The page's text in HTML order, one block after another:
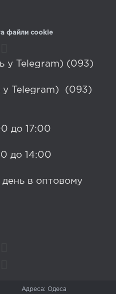
файли cookie
у Telegram) (093)
у Telegram) (093)
до 17:00
до 14:00
день в оптовому
Адреса: Одеса